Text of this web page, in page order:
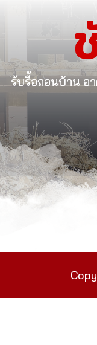
รับรื้อถอนบ้าน อา